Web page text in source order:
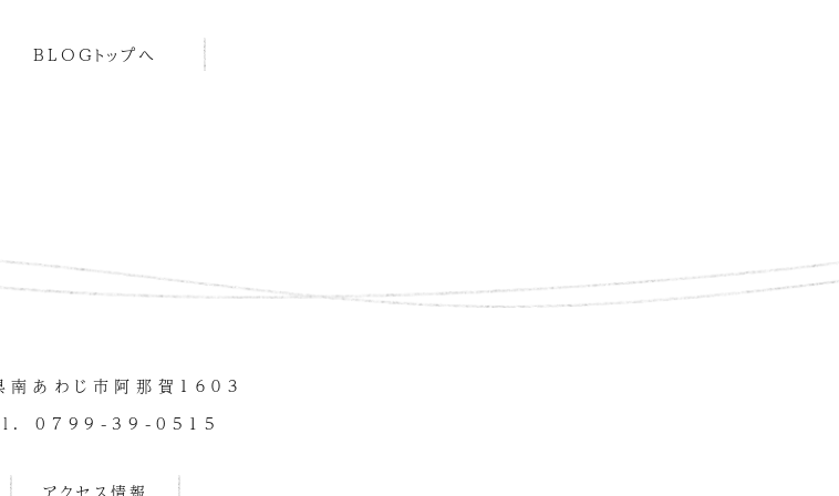
BLOGトップへ
あわじ市阿那賀１６０３
0799-39-0515